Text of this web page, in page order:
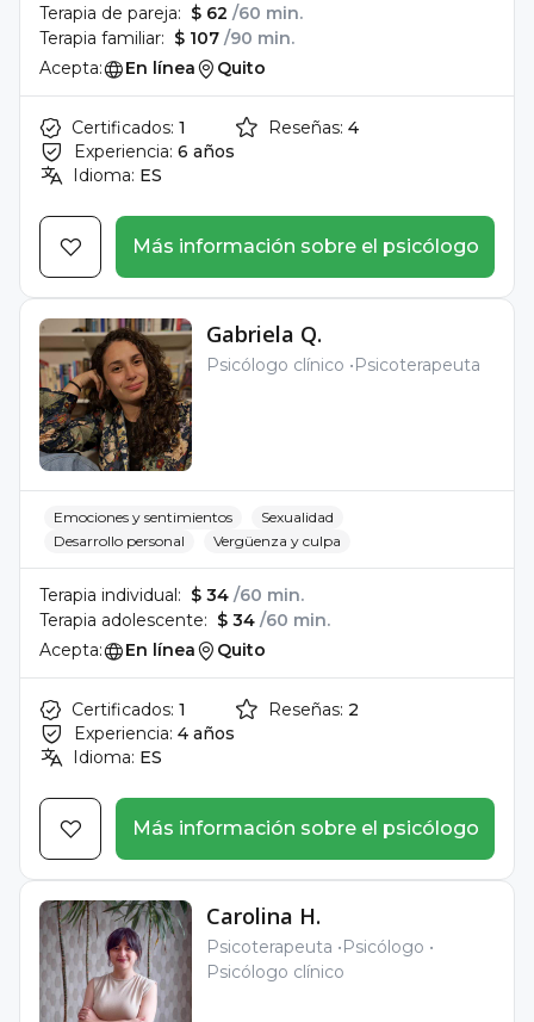
Terapia de pareja: $ 62 /60 min.
Terapia familiar: $ 107 /90 min.
Acepta:
En línea Quito
Certificados: 1
Experiencia: 6 años
Idioma: ES
Reseñas: 4
Más información sobre el psicólogo
Gabriela Q.
Psicólogo clínico Psicoterapeuta
Emociones y sentimientos
Sexualidad
Desarrollo personal
Vergüenza y culpa
Terapia individual: $ 34 /60 min.
Terapia adolescente: $ 34 /60 min.
Acepta:
En línea Quito
Certificados: 1
Experiencia: 4 años
Idioma: ES
Reseñas: 2
Más información sobre el psicólogo
Carolina H.
Psicoterapeuta
Psicólogo
Psicólogo clínico